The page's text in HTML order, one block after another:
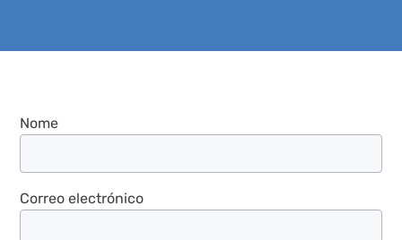
Nome
Correo electrónico